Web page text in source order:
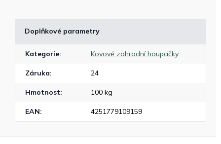
Doplňkové parametry
Kategorie: Kovové zahradní houpačky
Záruka: 24
Hmotnost: 100 kg
EAN: 4251779109159